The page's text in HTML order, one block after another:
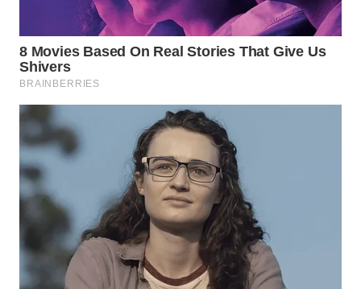
WN
KARAWANG
BEKASI
WN
BOGOR
WN
DEPOK